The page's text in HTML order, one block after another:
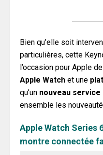
Bien qu’elle soit
particulières, cette
l’occasion pour Apple
Apple Watch et une
qu’un nouveau service
ensemble les
Apple Watch Series
montre connectée